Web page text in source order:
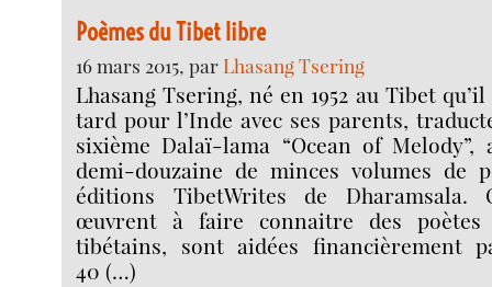
Poèmes du Tibet libre
16 mars 2015, parLhasang Tsering
Lhasang Tsering, né en 1952 au Tibet
tard pour l’Inde avec ses parents,
sixième Dalaï-lama “Ocean of
demi-douzaine de minces volumes de
éditions TibetWrites de Dharamsala.
œuvrent à faire connaitre des
tibétains, sont aidées financièrement
40 (…)